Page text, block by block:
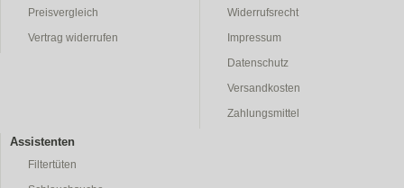
Preisvergleich
Vertrag widerrufen
Widerrufsrecht
Impressum
Datenschutz
Versandkosten
Zahlungsmittel
Assistenten
Filtertüten